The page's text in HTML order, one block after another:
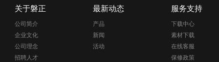
多显卡：
关于磐正
公司简介
企业文化
公司理念
招聘人才
最新动态
产品
新闻
活动
服务支持
下载中心
素材下载
在线客服
保修政策